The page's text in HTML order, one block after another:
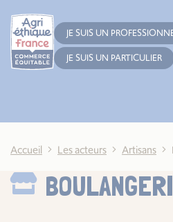
JE SUIS UN
JE SUIS UN PARTICULIER
Accueil Les acteurs Artisans